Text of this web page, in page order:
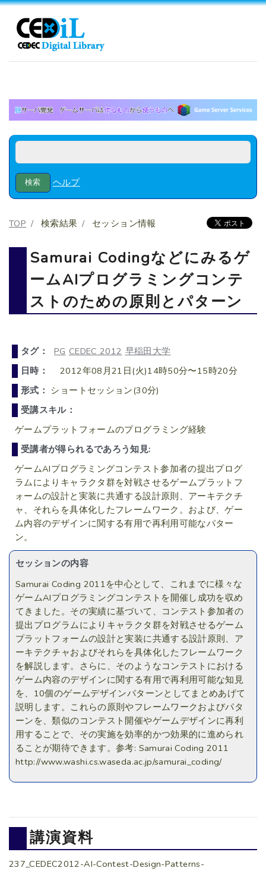
ヘルプ
TOP 検索結果 セッション情報
Samurai Codingなどにみるゲ
ームAIプログラミングコンテ
ストのための原則とパターン
タグ： PG CEDEC 2012 早稲田大学
日時：
2012年08月21日(火)14時50分〜15時20分
形式： ショートセッション(30分)
受講スキル：
ゲームプラットフォームのプログラミング経験
受講者が得られるであろう知見:
ゲームAIプログラミングコンテスト参加者の提出プログ
ラムによりキャラクタ群を対戦させるゲームプラットフ
ォームの設計と実装に共通する設計原則、アーキテクチ
ャ、それらを具体化したフレームワーク。および、ゲー
ム内容のデザインに関する有用で再利用可能なパター
ン。
セッションの内容
Samurai Coding 2011を中心として、これまでに様々な
ゲームAIプログラミングコンテストを開催し成功を収め
てきました。その実績に基づいて、コンテスト参加者の
提出プログラムによりキャラクタ群を対戦させるゲーム
プラットフォームの設計と実装に共通する設計原則、ア
ーキテクチャおよびそれらを具体化したフレームワーク
を解説します。さらに、そのようなコンテストにおける
ゲーム内容のデザインに関する有用で再利用可能な知見
を、10個のゲームデザインパターンとしてまとめあげて
説明します。これらの原則やフレームワークおよびパタ
ーンを、類似のコンテスト開催やゲームデザインに再利
用することで、その実施を効率的かつ効果的に進められ
ることが期待できます。参考: Samurai Coding 2011
http://www.washi.cs.waseda.ac.jp/samurai_coding/
講演資料
237_CEDEC2012-AI-Contest-Design-Patterns-